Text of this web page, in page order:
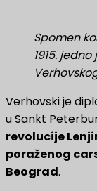
Spomen
1915.
Verhovski je
u Sankt
revolucije
poraženog
Beograd.